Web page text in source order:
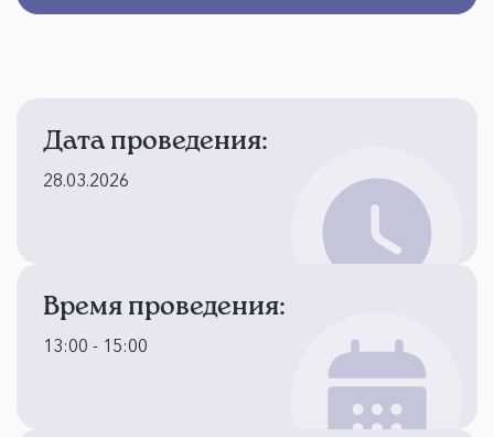
Дата проведения:
28.03.2026
Время проведения:
13:00 - 15:00